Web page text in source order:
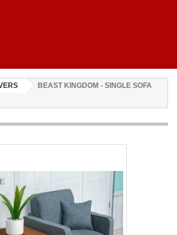
BEAST KINGDOM - SINGLE SOFA